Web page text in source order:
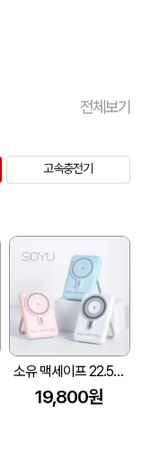
전체보기
고속충전기
소유 맥세이프 22.5W 고속무선충전 보조배터리 10,000mAh (풀컬러인쇄)
19,800원